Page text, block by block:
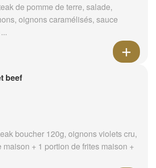
de pomme de terre, salade,
oignons caramélisés, sauce
beef
boucher 120g, oignons violets cru,
maison + 1 portion de frites maison +